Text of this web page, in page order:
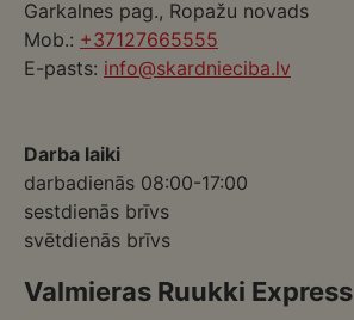
Garkalnes pag., Ropažu novads
Mob.: +37127665555
E-pasts: info@skardnieciba.lv
Darba laiki
darbadienās 08:00-17:00
sestdienās brīvs
svētdienās brīvs
Valmieras Ruukki Express